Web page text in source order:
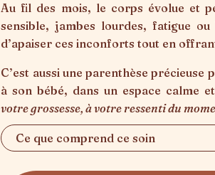
Au fil des mois, le corps évolue et
sensible, jambes lourdes, fatigue
d’apaiser ces inconforts tout en
C’est aussi une parenthèse
à son bébé, dans un espace calme
votre grossesse, à votre ressenti du
Ce que comprend ce soin